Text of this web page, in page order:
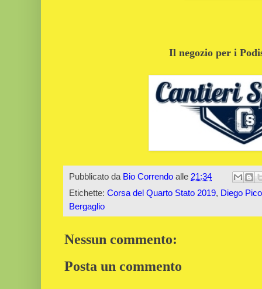
Il negozio per i
Pubblicato da Bio Correndo alle 21:34
Etichette: Corsa del Quarto Stato 2019, Diego
Bergaglio
Nessun commento:
Posta un commento